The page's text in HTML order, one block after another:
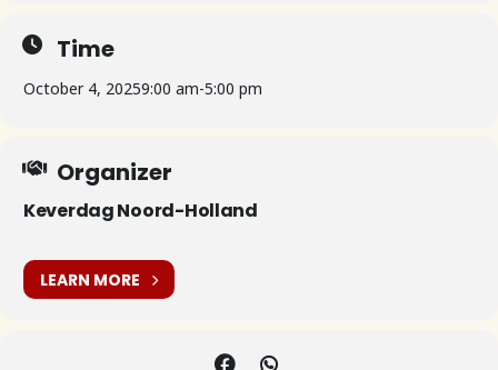
Time
October 4, 20259:00 am-5:00 pm
Organizer
Keverdag Noord-Holland
LEARN MORE